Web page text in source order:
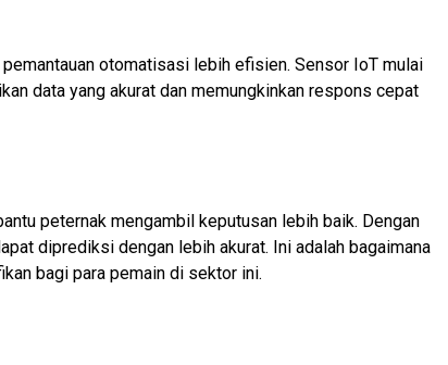
otomatisasi lebih efisien. Sensor IoT mulai
data yang akurat dan memungkinkan respons cepat
peternak mengambil keputusan lebih baik. Dengan
diprediksi dengan lebih akurat. Ini adalah bagaimana
bagi para pemain di sektor ini.